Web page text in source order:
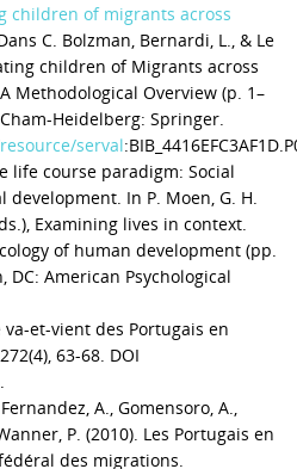
children of migrants across
C. Bolzman, Bernardi, L., & Le
children of Migrants across
Methodological Overview (p. 1–
Heidelberg: Springer.
serval
life course paradigm: Social
In P. Moen, G. H.
Examining lives in context.
of human development (pp.
DC: American Psychological
va-et-vient des Portugais en
63-68. DOI
A., Gomensoro, A.,
P. (2010). Les Portugais en
des migrations.